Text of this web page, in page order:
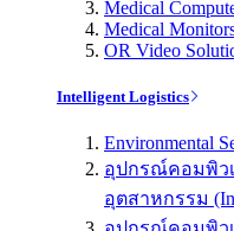
Medical
Medical
OR Video
Intelligent Logistics
Environmental
อุปกรณ์คอมพิว
อุตสาหกรรม